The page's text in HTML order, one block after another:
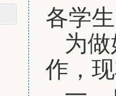
各学
为
作，